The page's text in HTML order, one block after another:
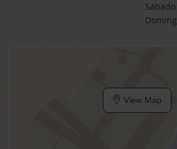
Sábado
View Map